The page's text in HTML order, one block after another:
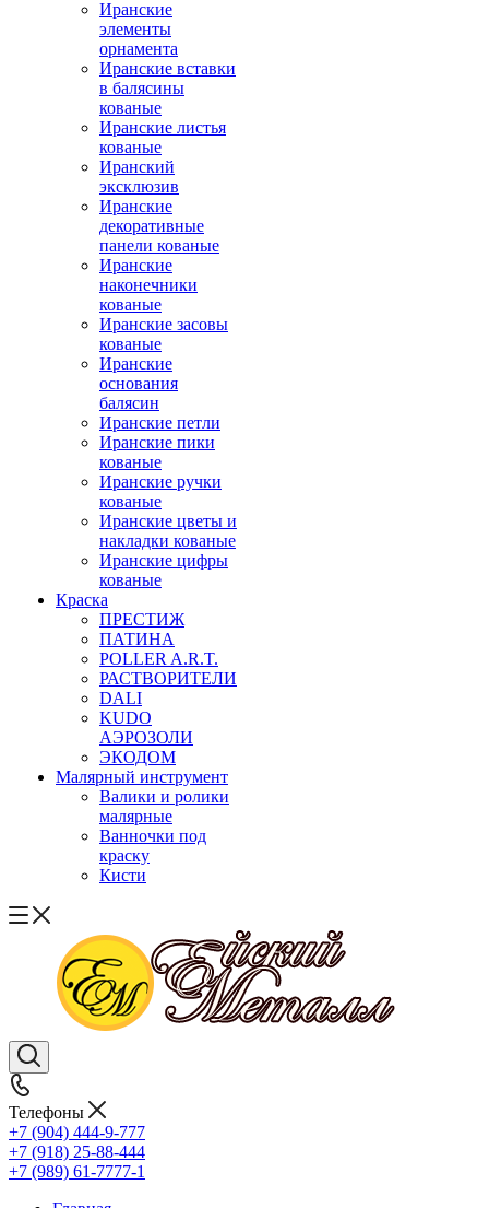
Иранские
элементы
орнамента
Иранские вставки
в балясины
кованые
Иранские листья
кованые
Иранский
эксклюзив
Иранские
декоративные
панели кованые
Иранские
наконечники
кованые
Иранские засовы
кованые
Иранские
основания
балясин
Иранские петли
Иранские пики
кованые
Иранские ручки
кованые
Иранские цветы и
накладки кованые
Иранские цифры
кованые
Краска
ПРЕСТИЖ
ПАТИНА
POLLER A.R.T.
РАСТВОРИТЕЛИ
DALI
KUDO
АЭРОЗОЛИ
ЭКОДОМ
Малярный инструмент
Валики и ролики
малярные
Ванночки под
краску
Кисти
Телефоны
+7 (904) 444-9-777
+7 (918) 25-88-444
+7 (989) 61-7777-1